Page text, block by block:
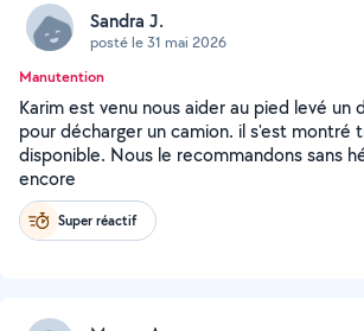
Sandra J.
posté le 31 mai 2026
Manutention
Karim est venu nous aider au pied levé un
pour décharger un camion. il s'est montré
disponible. Nous le recommandons sans
encore
Super réactif